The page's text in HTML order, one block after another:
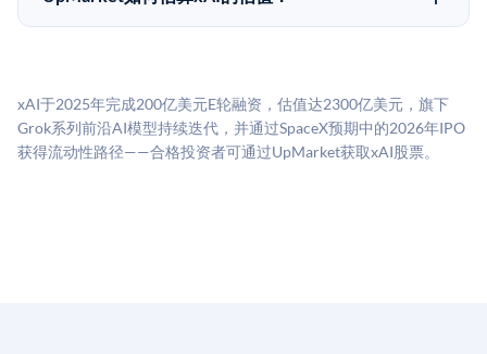
司可比倍数应用私有公司折扣，以反映流动性不足和信
息不对称。此估值不构成投资建议，可能与实际交易价
xAI于2025年完成200亿美元E轮融资，估值达2300亿美元，旗下
Grok系列前沿AI模型持续迭代，并通过SpaceX预期中的2026年IPO
获得流动性路径——合格投资者可通过UpMarket获取xAI股票。